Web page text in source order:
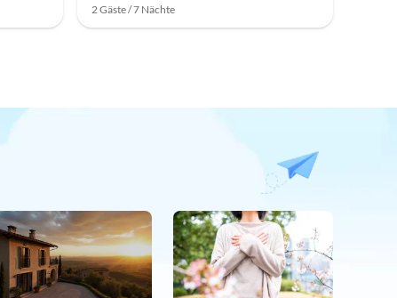
2 Gäste / 7 Nächte